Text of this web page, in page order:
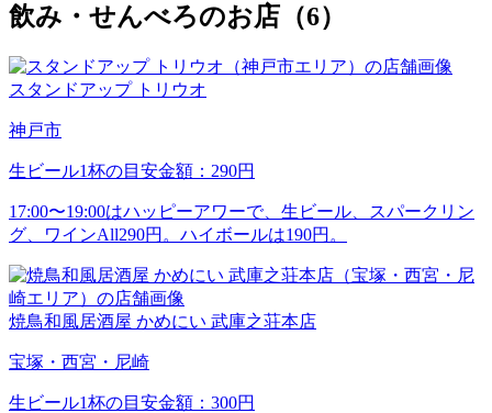
飲み・せんべろのお店（6）
スタンドアップ トリウオ
神戸市
生ビール1杯の目安金額：290円
17:00〜19:00はハッピーアワーで、生ビール、スパークリン
グ、ワインAll290円。ハイボールは190円。
焼鳥和風居酒屋 かめにい 武庫之荘本店
宝塚・西宮・尼崎
生ビール1杯の目安金額：300円